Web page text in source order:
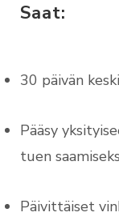
Saat:
30 päivän
Pääsy
tuen
Päivittäiset